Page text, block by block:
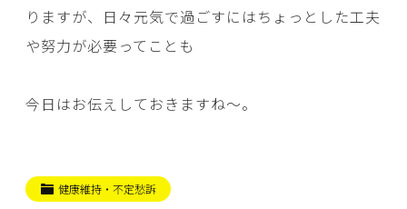
りますが、日々元気で過ごすにはちょっとした工夫
や努力が必要ってことも
今日はお伝えしておきますね～。
健康維持・不定愁訴